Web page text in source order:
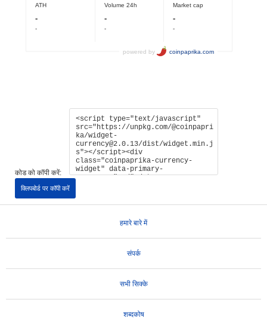
कोड को कॉपी करें:
क्लिपबोर्ड पर कॉपी करें
हमारे बारे में
संपर्क
सभी सिक्के
शब्दकोष